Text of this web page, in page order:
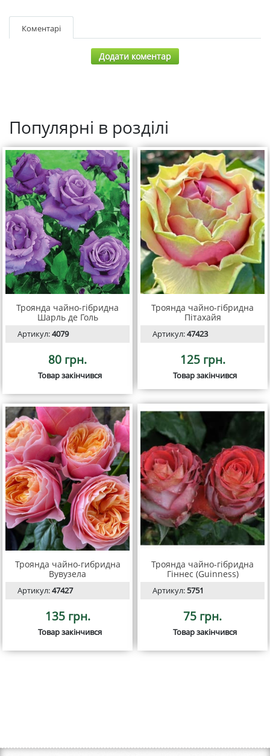
Коментарі
Додати коментар
Популярні в розділі
Троянда чайно-гібридна
Шарль де Голь
Артикул:4079
80 грн.
Товар закінчився
Троянда чайно-гібридна
Пітахайя
Артикул:47423
125 грн.
Товар закінчився
Троянда чайно-гибридна
Вувузела
Артикул:47427
135 грн.
Товар закінчився
Троянда чайно-гібридна
Гіннес (Guinness)
Артикул:5751
75 грн.
Товар закінчився